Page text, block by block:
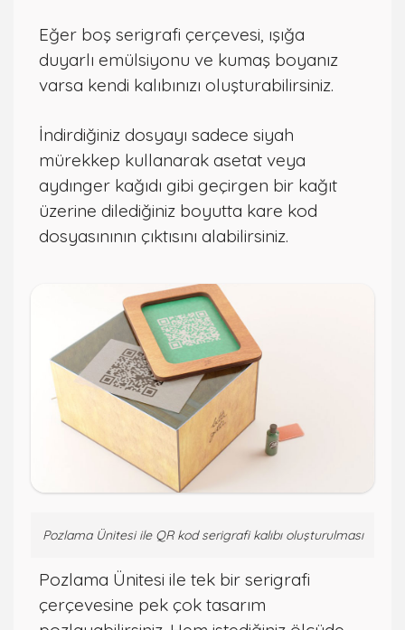
Eğer boş serigrafi çerçevesi, ışığa
duyarlı emülsiyonu ve kumaş boyanız
varsa kendi kalıbınızı oluşturabilirsiniz.
İndirdiğiniz dosyayı sadece siyah
mürekkep kullanarak asetat veya
aydınger kağıdı gibi geçirgen bir kağıt
üzerine dilediğiniz boyutta kare kod
dosyasınının çıktısını alabilirsiniz.
Pozlama Ünitesi ile QR kod serigrafi kalıbı oluşturulması
Pozlama Ünitesi ile tek bir serigrafi
çerçevesine pek çok tasarım